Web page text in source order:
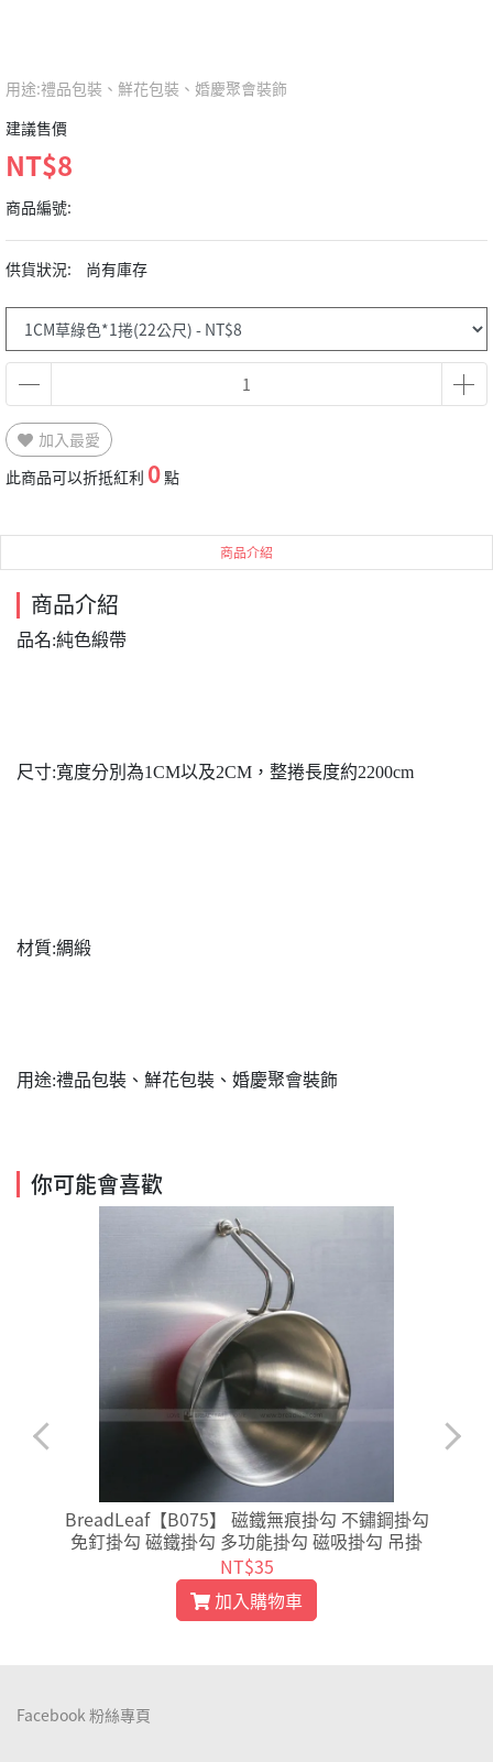
用途:禮品包裝、鮮花包裝、婚慶聚會裝飾
建議售價
NT$8
商品編號:
供貨狀況: 尚有庫存
加入最愛
此商品可以折抵紅利 0點
商品介紹
商品介紹
品名:純色緞帶
尺寸:寬度分別為1CM以及2CM，整捲長度約2200cm
材質:綢緞
用途:禮品包裝、鮮花包裝、婚慶聚會裝飾
你可能會喜歡
BreadLeaf【B075】 磁鐵無痕掛勾 不鏽鋼掛勾
免釘掛勾 磁鐵掛勾 多功能掛勾 磁吸掛勾 吊掛
NT$35
加入購物車
Facebook 粉絲專頁